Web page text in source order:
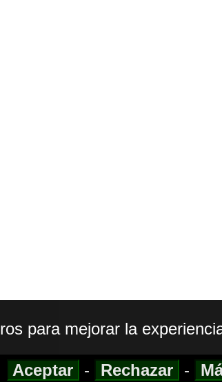
para mejorar la
Aceptar - Rechazar -